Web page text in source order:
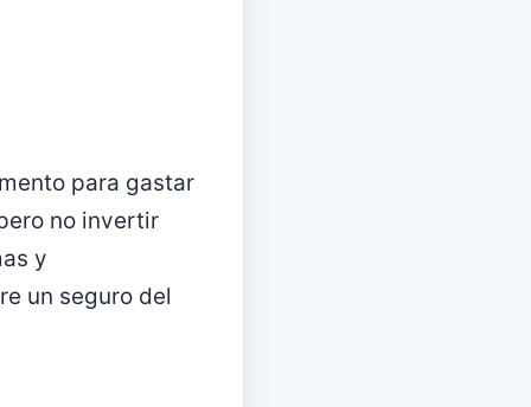
para gastar
no invertir
y
un seguro del